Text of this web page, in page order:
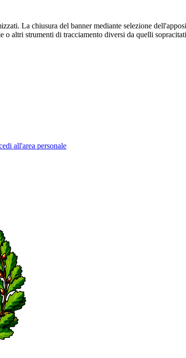
La chiusura del banner mediante selezione
o altri strumenti di tracciamento diversi da quelli
all'area personale